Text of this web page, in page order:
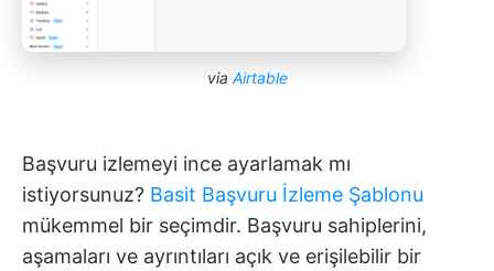
via Airtable
Başvuru izlemeyi ince ayarlamak mı
istiyorsunuz? Basit Başvuru İzleme Şablonu
mükemmel bir seçimdir. Başvuru sahiplerini,
aşamaları ve ayrıntıları açık ve erişilebilir bir